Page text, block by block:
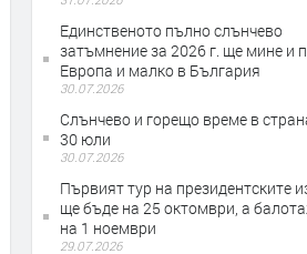
Единственото пълно слънчево
затъмнение за 2026 г. ще мине и
Европа и малко в България
30.07.2026
Слънчево и горещо време в
30 юли
30.07.2026
Първият тур на президентските
ще бъде на 25 октомври, а
на 1 ноември
29.07.2026